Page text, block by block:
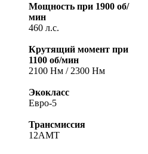
Мощность при 1900 об/
мин
460 л.с.
Крутящий момент при
1100 об/мин
2100 Нм / 2300 Нм
Экокласс
Евро-5
Трансмиссия
12АМТ